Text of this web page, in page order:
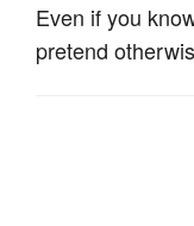
Even if you
pretend